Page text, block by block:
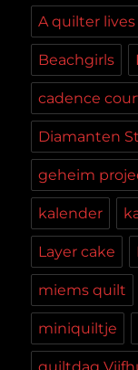
A quilter
Beachgirls
cadence
Diamanten
geheim
kalender
Layer cake
miems quilt
miniquiltje